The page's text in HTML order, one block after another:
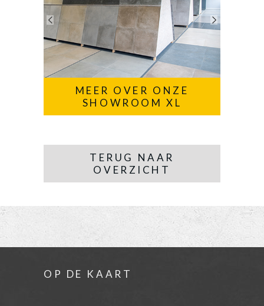
MEER OVER ONZE
SHOWROOM XL
TERUG NAAR
OVERZICHT
OP DE KAART